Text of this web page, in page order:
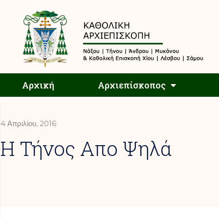
Αρχική Αρχιεπίσκοπος
4 Απριλίου, 2016
Η Τήνος Απο Ψηλά